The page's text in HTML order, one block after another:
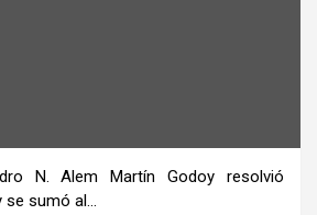
N. Alem Martín Godoy resolvió
se sumó al…